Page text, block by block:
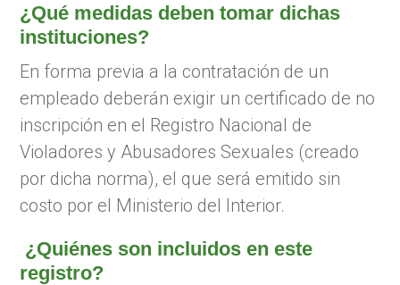
¿Qué medidas deben tomar dichas
instituciones?
En forma previa a la contratación de un
empleado deberán exigir un certificado de no
inscripción en el Registro Nacional de
Violadores y Abusadores Sexuales (creado
por dicha norma), el que será emitido sin
costo por el Ministerio del Interior.
¿Quiénes son incluidos en este
registro?